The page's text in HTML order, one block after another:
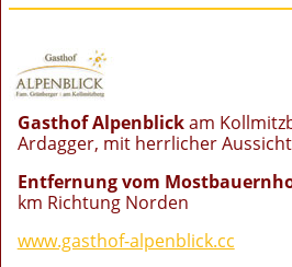
Gasthof Alpenblickam
Ardagger, mit herrlicher Aussicht
Entfernung vom
km Richtung Norden
www.gasthof-alpenblick.cc